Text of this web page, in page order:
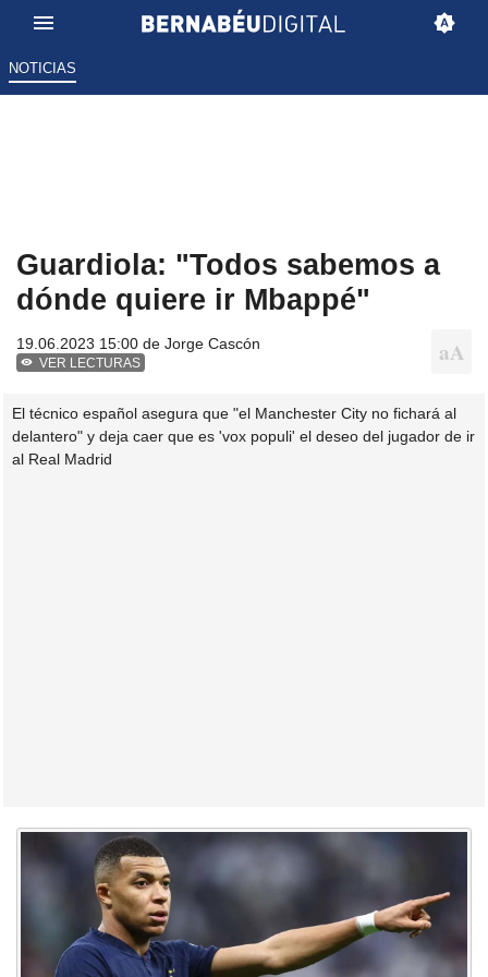
NOTICIAS
Guardiola: "Todos sabemos a
dónde quiere ir Mbappé"
19.06.2023 15:00 de Jorge Cascón
VER LECTURAS
El técnico español asegura que "el Manchester City no fichará al
delantero" y deja caer que es 'vox populi' el deseo del jugador de ir
al Real Madrid